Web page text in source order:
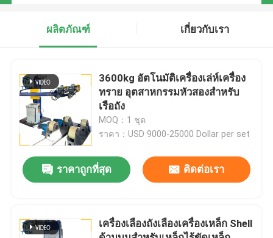
ผลิตภัณฑ์ เกี่ยวกับเรา
3600kg อัตโนมัติเครื่องเล่ห์เครื่อง
ทราย อุตสาหกรรมหัวสองสําหรับ
เรือถัง
MOQ：1 ชุด
ราคา：USD 9000-25000 Dollar per set
ราคาถูกที่สุด ติดต่อเรา
เครื่องเลืองถังเลืองเครื่องเหล็ก Shell